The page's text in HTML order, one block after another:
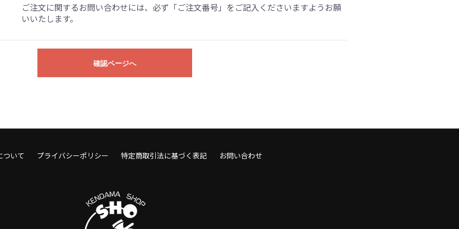
ご注文に関するお問い合わせには、必ず「ご注文番号」をご記入くださいますようお願
いいたします。
確認ページへ
ついて プライバシーポリシー 特定商取引法に基づく表記 お問い合わせ